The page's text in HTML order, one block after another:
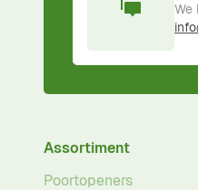
We
Assortiment
Poortopeners